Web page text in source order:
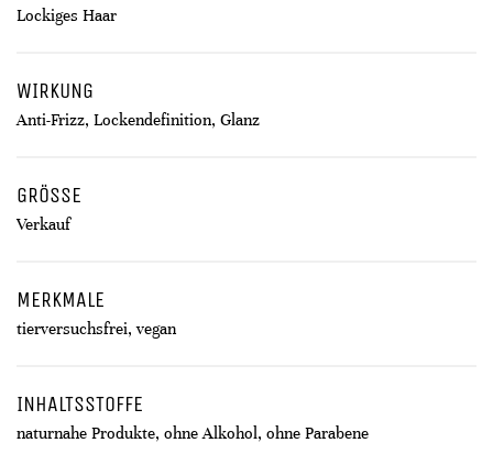
Lockiges Haar
WIRKUNG
Anti-Frizz, Lockendefinition, Glanz
GRÖSSE
Verkauf
MERKMALE
tierversuchsfrei, vegan
INHALTSSTOFFE
naturnahe Produkte, ohne Alkohol, ohne Parabene